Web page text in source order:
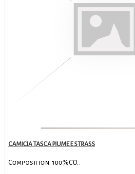
CAMICIA TASCA PIUME E STRASS
Composition: 100%CO..